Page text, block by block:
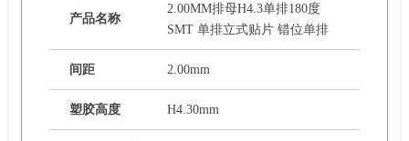
产品名称
2.00MM排母H4.3单排180度
SMT 单排立式贴片 错位单排
间距 2.00mm
塑胶高度 H4.30mm